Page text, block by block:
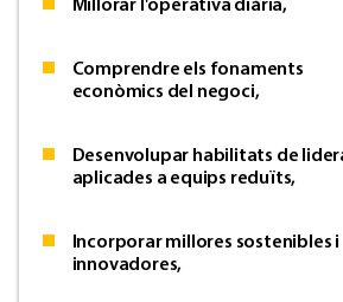
Millorar l'operativa diària,
Comprendre els fonaments
econòmics del negoci,
Desenvolupar habilitats de
aplicades a equips reduïts,
Incorporar millores sostenibles i
innovadores,